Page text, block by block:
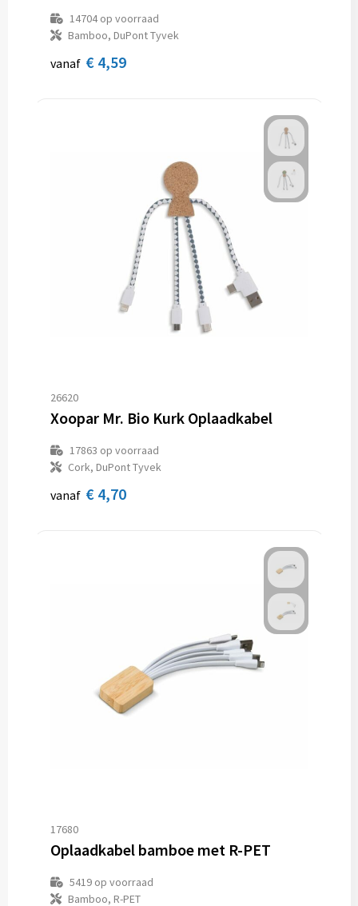
14704op voorraad
Bamboo, DuPont Tyvek
vanaf € 4,59
26620
Xoopar Mr. Bio Kurk Oplaadkabel
17863 op voorraad
Cork, DuPont Tyvek
vanaf € 4,70
17680
Oplaadkabel bamboe met R-PET
5419op voorraad
Bamboo, R-PET